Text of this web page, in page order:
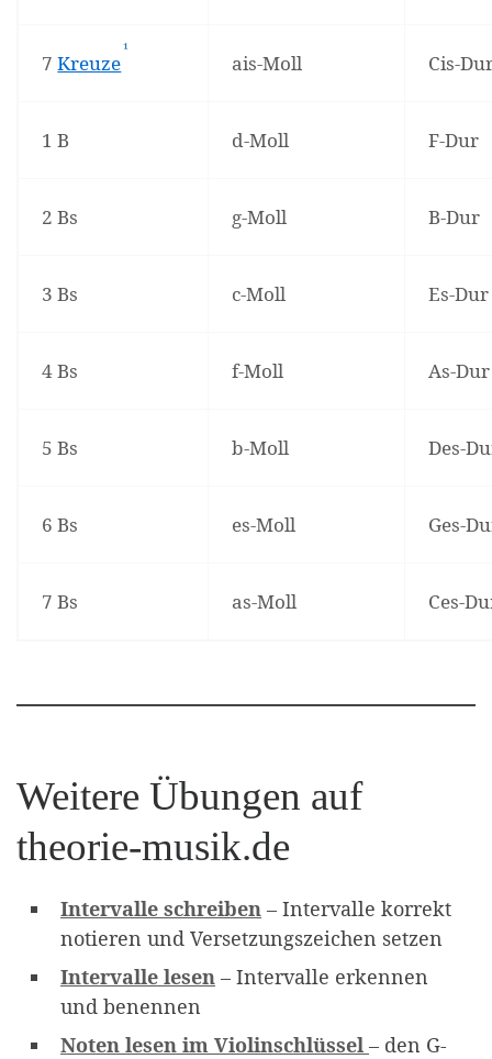
7Kreuze(Affiliate-Link)
¹
ais-Moll Cis-
1 B d-Moll F-Dur
2 Bs g-Moll B-Dur
3 Bs c-Moll Es-Dur
4 Bs f-Moll As-Dur
5 Bs b-Moll Des-
6 Bs es-Moll Ges-
7 Bs as-Moll Ces-
Weitere Übungen auf
theorie-musik.de
Intervalle schreiben – Intervalle korrekt
notieren und Versetzungszeichen setzen
Intervalle lesen – Intervalle erkennen
und benennen
Noten lesen im Violinschlüssel – den G-